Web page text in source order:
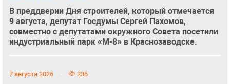
В преддверии Дня строителей, который отмечается
9 августа, депутат Госдумы Сергей Пахомов,
совместно с депутатами окружного Совета посетили
индустриальный парк «М-8» в Краснозаводске.
7 августа 2026 236